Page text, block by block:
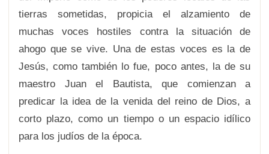
tierras sometidas, propicia el alzamiento de
muchas voces hostiles contra la situación de
ahogo que se vive. Una de estas voces es la de
Jesús, como también lo fue, poco antes, la de su
maestro Juan el Bautista, que comienzan a
predicar la idea de la venida del reino de Dios, a
corto plazo, como un tiempo o un espacio idílico
para los judíos de la época.